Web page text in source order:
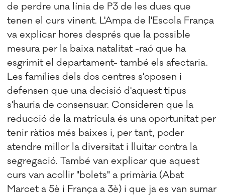
de perdre una línia de P3 de les dues que
tenen el curs vinent. L'Ampa de l'Escola França
va explicar hores després que la possible
mesura per la baixa natalitat -raó que ha
esgrimit el departament- també els afectaria.
Les famílies dels dos centres s'oposen i
defensen que una decisió d'aquest tipus
s'hauria de consensuar. Consideren que la
reducció de la matrícula és una oportunitat per
tenir ràtios més baixes i, per tant, poder
atendre millor la diversitat i lluitar contra la
segregació. També van explicar que aquest
curs van acollir "bolets" a primària (Abat
Marcet a 5è i França a 3è) i que ja es van sumar